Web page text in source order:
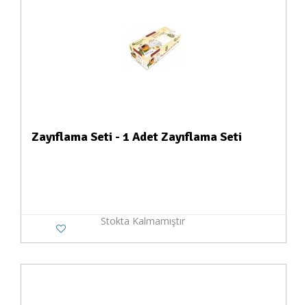
Zayıflama Seti - 1 Adet Zayıflama Seti
Stokta Kalmamıştır